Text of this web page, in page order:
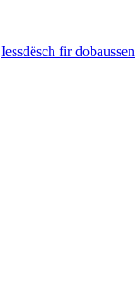
Iessdësch fir dobaussen